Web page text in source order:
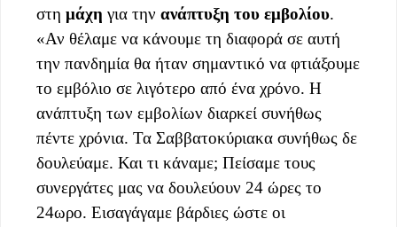
στη μάχη για την ανάπτυξη του εμβολίου.
«Αν θέλαμε να κάνουμε τη διαφορά σε αυτή
την πανδημία θα ήταν σημαντικό να φτιάξουμε
το εμβόλιο σε λιγότερο από ένα χρόνο. Η
ανάπτυξη των εμβολίων διαρκεί συνήθως
πέντε χρόνια. Τα Σαββατοκύριακα συνήθως δε
δουλεύαμε. Και τι κάναμε; Πείσαμε τους
συνεργάτες μας να δουλεύουν 24 ώρες το
24ωρο. Εισαγάγαμε βάρδιες ώστε οι